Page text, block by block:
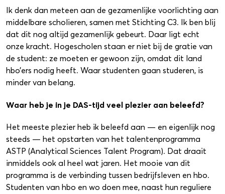
Ik denk dan meteen aan de gezamenlijke voorlichting aan
middelbare scholieren, samen met Stichting C3. Ik ben blij
dat dit nog altijd gezamenlijk gebeurt. Daar ligt echt
onze kracht. Hogescholen staan er niet bij de gratie van
de student: ze moeten er gewoon zijn, omdat dit land
hbo’ers nodig heeft. Waar studenten gaan studeren, is
minder van belang.
Waar heb je in je DAS-tijd veel plezier aan beleefd?
Het meeste plezier heb ik beleefd aan — en eigenlijk nog
steeds — het opstarten van het talentenprogramma
ASTP (Analytical Sciences Talent Program). Dat draait
inmiddels ook al heel wat jaren. Het mooie van dit
programma is de verbinding tussen bedrijfsleven en hbo.
Studenten van hbo en wo doen mee, naast hun reguliere